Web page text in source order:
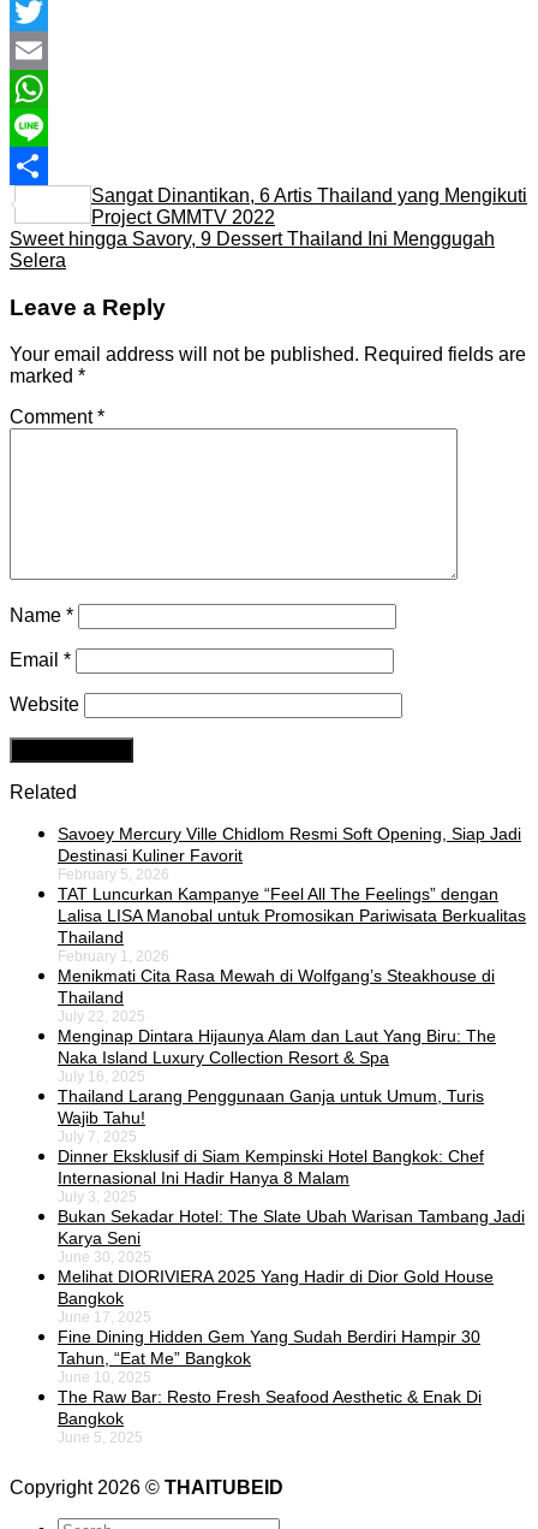
Facebook
Twitter
Email
WhatsApp
Line
Share
Sangat Dinantikan, 6 Artis Thailand yang Mengikuti
Project GMMTV 2022
Sweet hingga Savory, 9 Dessert Thailand Ini Menggugah
Selera
Leave a Reply
Your email address will not be published. Required fields are
marked *
Comment*
Name *
Email *
Website
Related
Savoey Mercury Ville Chidlom Resmi Soft Opening, Siap Jadi
Destinasi Kuliner Favorit
February 5, 2026
TAT Luncurkan Kampanye “Feel All The Feelings” dengan
Lalisa LISA Manobal untuk Promosikan Pariwisata Berkualitas
Thailand
February 1, 2026
Menikmati Cita Rasa Mewah di Wolfgang’s Steakhouse di
Thailand
July 22, 2025
Menginap Dintara Hijaunya Alam dan Laut Yang Biru: The
Naka Island Luxury Collection Resort & Spa
July 16, 2025
Thailand Larang Penggunaan Ganja untuk Umum, Turis
Wajib Tahu!
July 7, 2025
Dinner Eksklusif di Siam Kempinski Hotel Bangkok: Chef
Internasional Ini Hadir Hanya 8 Malam
July 3, 2025
Bukan Sekadar Hotel: The Slate Ubah Warisan Tambang Jadi
Karya Seni
June 30, 2025
Melihat DIORIVIERA 2025 Yang Hadir di Dior Gold House
Bangkok
June 17, 2025
Fine Dining Hidden Gem Yang Sudah Berdiri Hampir 30
Tahun, “Eat Me” Bangkok
June 10, 2025
The Raw Bar: Resto Fresh Seafood Aesthetic & Enak Di
Bangkok
June 5, 2025
Copyright 2026 © THAITUBEID